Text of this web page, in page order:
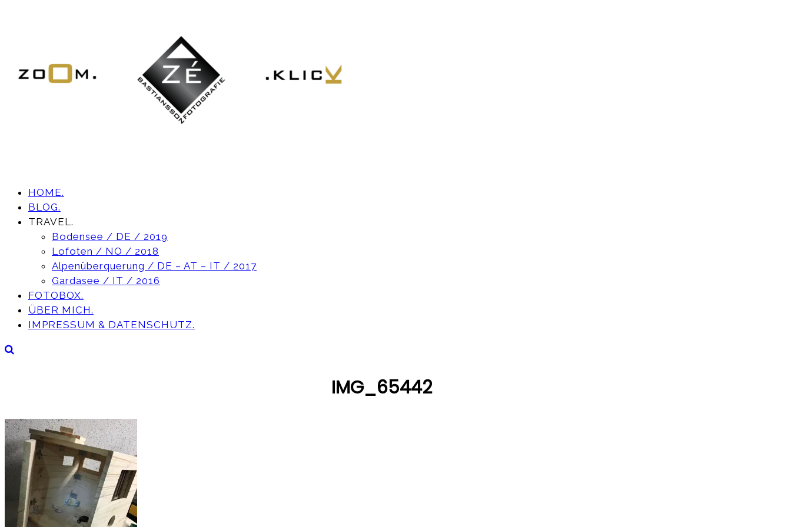
HOME.
BLOG.
TRAVEL.
Bodensee / DE / 2019
Lofoten / NO / 2018
Alpenüberquerung / DE – AT – IT / 2017
Gardasee / IT / 2016
FOTOBOX.
ÜBER MICH.
IMPRESSUM & DATENSCHUTZ.
IMG_65442